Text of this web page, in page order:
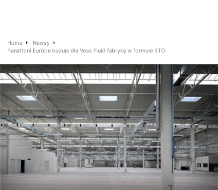
Home
Newsy
Panattoni Europe buduje dla Voss Fluid fabrykę w formule BTO